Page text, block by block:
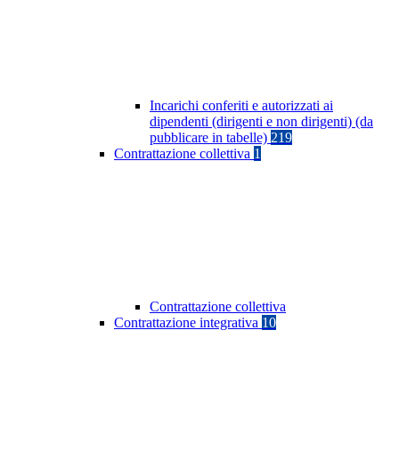
Incarichi conferiti e autorizzati ai
dipendenti (dirigenti e non dirigenti) (da
pubblicare in tabelle) 219
Contrattazione collettiva 1
Contrattazione collettiva
Contrattazione integrativa 10